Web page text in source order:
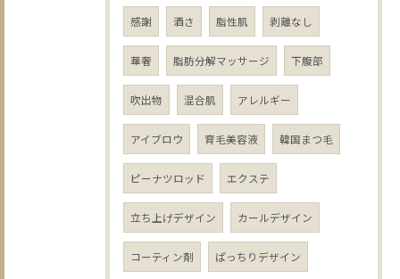
感謝 酒さ 脂性肌 剥離なし
華奢 脂肪分解マッサージ 下腹部
吹出物 混合肌 アレルギー
アイブロウ 育毛美容液 韓国まつ毛
ピーナツロッド エクステ
立ち上げデザイン カールデザイン
コーティン剤 ぱっちりデザイン